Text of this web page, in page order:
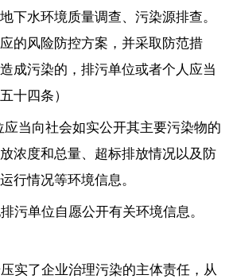
下水环境质量调查、污染源排查。
的风险防控方案，并采取防范措
成污染的，排污单位或者个人应当
十四条）
应当向社会如实公开其主要污染物的
浓度和总量、超标排放情况以及防
行情况等环境信息。
污单位自愿公开有关环境信息。
实了企业治理污染的主体责任，从